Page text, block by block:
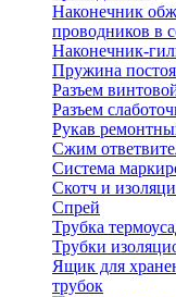
Наконечник
проводников в
Наконечник-
Пружина
Разъем
Разъем
Рукав
Сжим
Система
Скотч и
Спрей
Трубка
Трубки
Ящик для
трубок